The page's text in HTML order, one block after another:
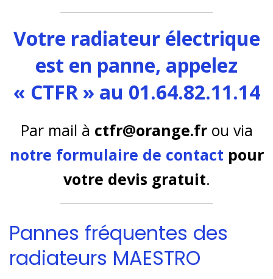
Votre radiateur électrique
est en panne, appelez
« CTFR » au 01.64.82.11.14
Par mail à ctfr@orange.frou via
notre formulaire de contact pour
votre devis gratuit.
Pannes fréquentes des
radiateurs MAESTRO